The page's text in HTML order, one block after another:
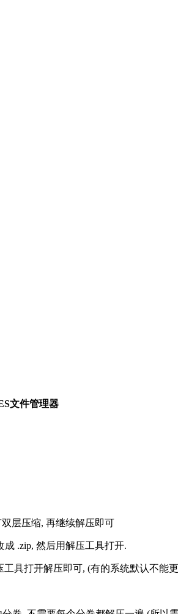
文件管理器
层压缩, 再继续解压即可
.zip, 然后用解压工具打开.
具打开解压即可, (有的系统默认不能